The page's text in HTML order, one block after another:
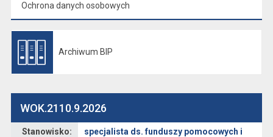
Ochrona danych osobowych
Archiwum BIP
WOK.2110.9.2026
Stanowisko:
specjalista ds. funduszy pomocowych i